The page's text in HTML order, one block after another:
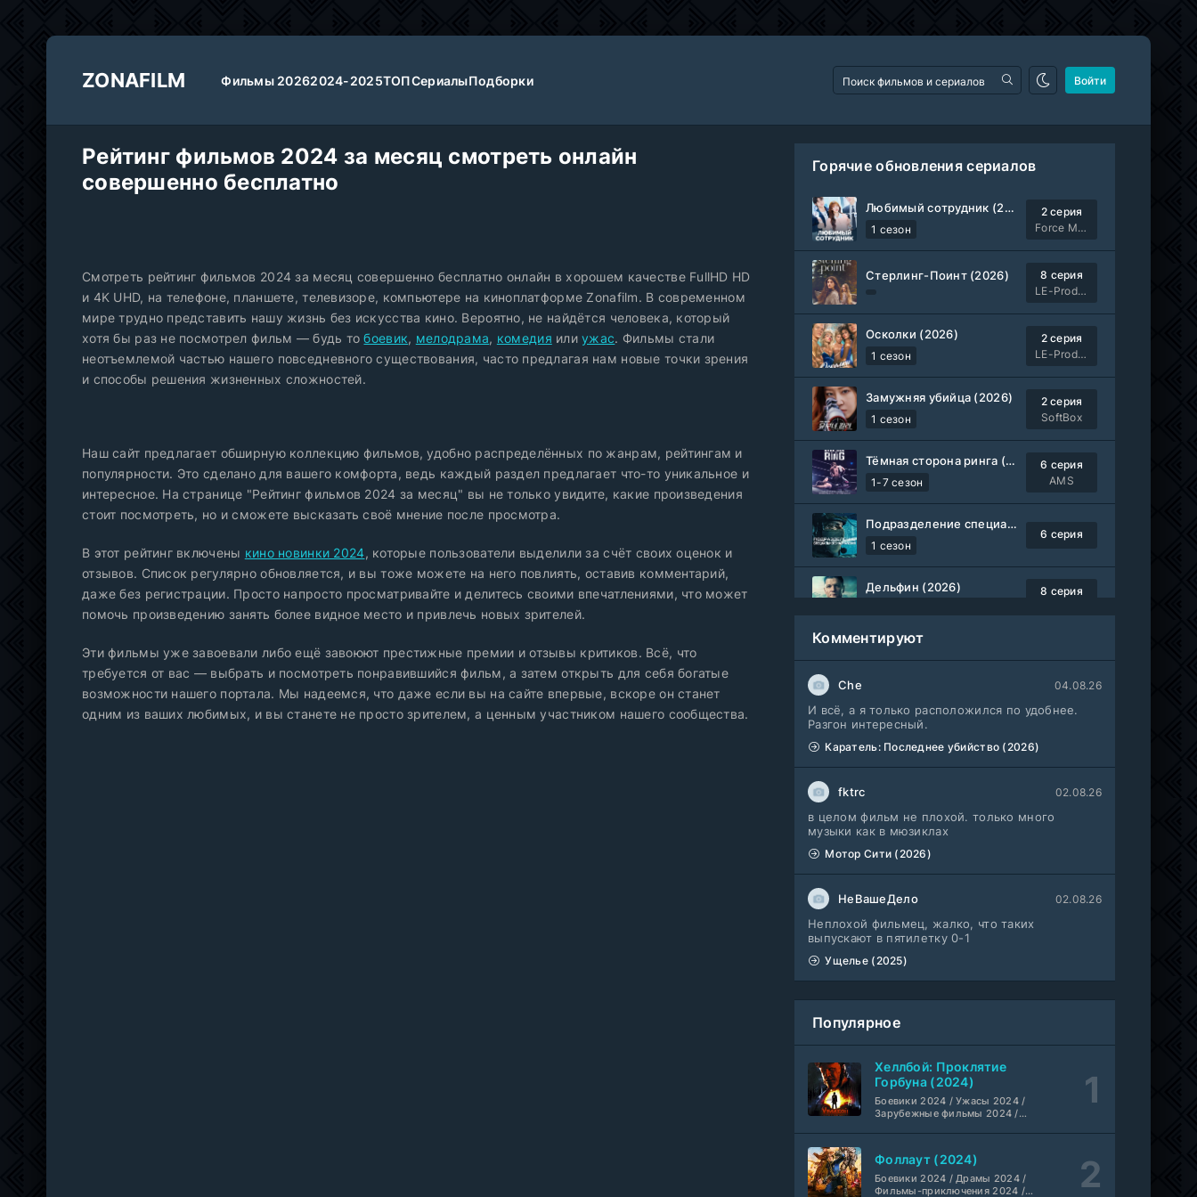
ZONAFILM Фильмы 20262024-2025ТОПСериалыПодборки Войти
Рейтинг фильмов 2024 за месяц смотреть онлайн
совершенно бесплатно
Смотреть рейтинг фильмов 2024 за месяц совершенно бесплатно онлайн в хорошем качестве FullHD HD
и 4K UHD, на телефоне, планшете, телевизоре, компьютере на киноплатформе Zonafilm. В современном
мире трудно представить нашу жизнь без искусства кино. Вероятно, не найдётся человека, который
хотя бы раз не посмотрел фильм — будь тобоевик, мелодрама, комедия илиужас. Фильмы стали
неотъемлемой частью нашего повседневного существования, часто предлагая нам новые точки зрения
и способы решения жизненных сложностей.
Наш сайт предлагает обширную коллекцию фильмов, удобно распределённых по жанрам, рейтингам и
популярности. Это сделано для вашего комфорта, ведь каждый раздел предлагает что-то уникальное и
интересное. На странице "Рейтинг фильмов 2024 за месяц" вы не только увидите, какие произведения
стоит посмотреть, но и сможете высказать своё мнение после просмотра.
В этот рейтинг включены кино новинки 2024, которые пользователи выделили за счёт своих оценок и
отзывов. Список регулярно обновляется, и вы тоже можете на него повлиять, оставив комментарий,
даже без регистрации. Просто напросто просматривайте и делитесь своими впечатлениями, что может
помочь произведению занять более видное место и привлечь новых зрителей.
Эти фильмы уже завоевали либо ещё завоюют престижные премии и отзывы критиков. Всё, что
требуется от вас — выбрать и посмотреть понравившийся фильм, а затем открыть для себя богатые
возможности нашего портала. Мы надеемся, что даже если вы на сайте впервые, вскоре он станет
одним из ваших любимых, и вы станете не просто зрителем, а ценным участником нашего сообщества.
Горячие обновления сериалов
Любимый сотрудник (2026)
1 сезон
2 серия
Force Media
Стерлинг-Поинт (2026)
8 серия
LE-Production
Осколки (2026)
1 сезон
2 серия
LE-Production
Замужняя убийца (2026)
1 сезон
2 серия
SoftBox
Тёмная сторона ринга (2019-2026)
1-7 сезон
6 серия
AMS
Подразделение специального назначения (2026)
1 сезон
6 серия
Дельфин (2026)
8 серия
Шугар (2026)
1-2 сезон
7 серия
HDrezka Studio
Мыс страха (2026)
1 сезон
1-2 сезон
2 серия
Не требуется
1 сезон
Страна боев (2026)
1 сезон
Комментируют
Che 04.08.26
И всё, а я только расположился по удобнее.
Разгон интересный.
Каратель: Последнее убийство (2026)
fktrc 02.08.26
в целом фильм не плохой. только много
музыки как в мюзиклах
Мотор Сити (2026)
НеВашеДело 02.08.26
Неплохой фильмец, жалко, что таких
выпускают в пятилетку 0-1
Ущелье (2025)
Популярное
Хеллбой: Проклятие
Горбуна (2024)
Боевики 2024 / Ужасы 2024 /
Зарубежные фильмы 2024 /
Американские фильмы /
Фильмы смотреть /
Британские фильмы / Фильмы
Фоллаут (2024)
Боевики 2024 / Драмы 2024 /
Фильмы-приключения 2024 /